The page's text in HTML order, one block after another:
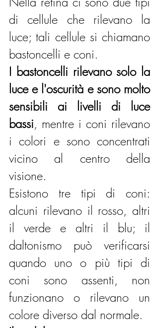
di cellule che rilevano la
luce; tali cellule si chiamano
bastoncelli e coni.
I bastoncelli rilevano solo la
luce e l'oscurità e sono molto
sensibili ai livelli di luce
bassi, mentre i coni rilevano
i colori e sono concentrati
vicino al centro della
visione.
Esistono tre tipi di coni:
alcuni rilevano il rosso, altri
il verde e altri il blu; il
daltonismo può verificarsi
quando uno o più tipi di
coni sono assenti, non
funzionano o rilevano un
colore diverso dal normale.